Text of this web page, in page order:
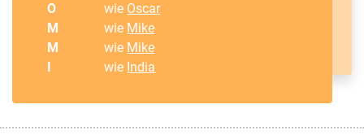
O
wie Oscar
M
wie Mike
M
wie Mike
wie India